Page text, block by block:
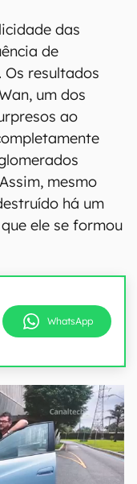
das
de
Os resultados
um dos
ao
mesmo
há um
ele se formou
WhatsApp